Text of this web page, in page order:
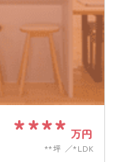
**** 万円
**坪 *LDK